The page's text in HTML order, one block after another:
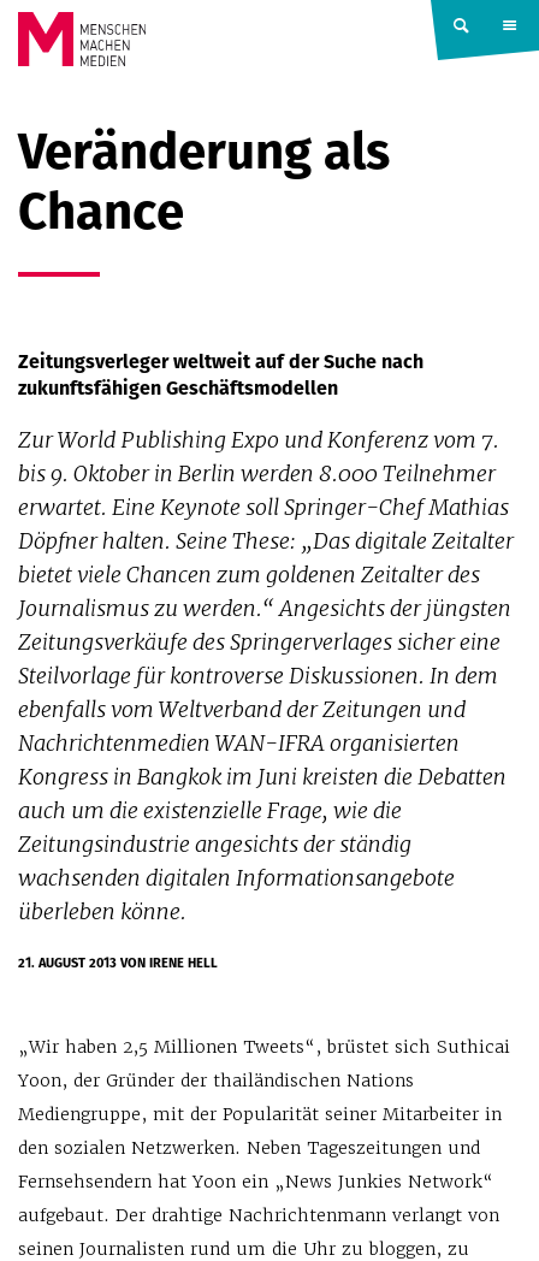
Springe zum Inhalt
MACHEN
MEDIEN
Veränderung als
Chance
Zeitungsverleger weltweit auf der Suche nach
zukunftsfähigen Geschäftsmodellen
Zur World Publishing Expo und Konferenz vom 7.
bis 9. Oktober in Berlin werden 8.000 Teilnehmer
erwartet. Eine Keynote soll Springer-Chef Mathias
Döpfner halten. Seine These: „Das digitale Zeitalter
bietet viele Chancen zum goldenen Zeitalter des
Journalismus zu werden.“ Angesichts der jüngsten
Zeitungsverkäufe des Springerverlages sicher eine
Steilvorlage für kontroverse Diskussionen. In dem
ebenfalls vom Weltverband der Zeitungen und
Nachrichtenmedien WAN-IFRA organisierten
Kongress in Bangkok im Juni kreisten die Debatten
auch um die existenzielle Frage, wie die
Zeitungsindustrie angesichts der ständig
wachsenden digitalen Informationsangebote
überleben könne.
21. AUGUST 2013VON IRENE HELL
„Wir haben 2,5 Millionen Tweets“, brüstet sich Suthicai
Yoon, der Gründer der thailändischen Nations
Mediengruppe, mit der Popularität seiner Mitarbeiter in
den sozialen Netzwerken. Neben Tageszeitungen und
Fernsehsendern hat Yoon ein „News Junkies Network“
aufgebaut. Der drahtige Nachrichtenmann verlangt von
seinen Journalisten rund um die Uhr zu bloggen, zu